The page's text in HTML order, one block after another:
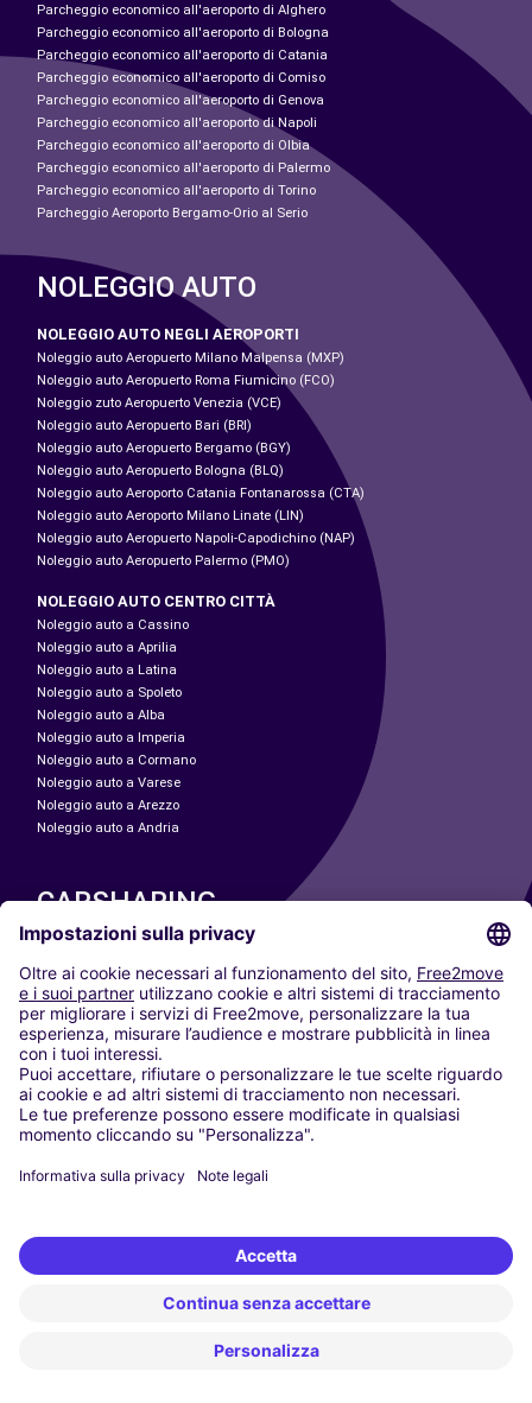
Parcheggio economico all'aeroporto di Alghero
Parcheggio economico all'aeroporto di Bologna
Parcheggio economico all'aeroporto di Catania
Parcheggio economico all'aeroporto di Comiso
Parcheggio economico all'aeroporto di Genova
Parcheggio economico all'aeroporto di Napoli
Parcheggio economico all'aeroporto di Olbia
Parcheggio economico all'aeroporto di Palermo
Parcheggio economico all'aeroporto di Torino
Parcheggio Aeroporto Bergamo-Orio al Serio
NOLEGGIO AUTO
NOLEGGIO AUTO NEGLI AEROPORTI
Noleggio auto Aeropuerto Milano Malpensa (MXP)
Noleggio auto Aeropuerto Roma Fiumicino (FCO)
Noleggio zuto Aeropuerto Venezia (VCE)
Noleggio auto Aeropuerto Bari (BRI)
Noleggio auto Aeropuerto Bergamo (BGY)
Noleggio auto Aeropuerto Bologna (BLQ)
Noleggio auto Aeroporto Catania Fontanarossa (CTA)
Noleggio auto Aeroporto Milano Linate (LIN)
Noleggio auto Aeropuerto Napoli-Capodichino (NAP)
Noleggio auto Aeropuerto Palermo (PMO)
NOLEGGIO AUTO CENTRO CITTÀ
Noleggio auto a Cassino
Noleggio auto a Aprilia
Noleggio auto a Latina
Noleggio auto a Spoleto
Noleggio auto a Alba
Noleggio auto a Imperia
Noleggio auto a Cormano
Noleggio auto a Varese
Noleggio auto a Arezzo
Noleggio auto a Andria
CARSHARING
LE NOSTRE CITTÀ
Paris
Madrid
Washington DC
Milano
Roma
Torino
Vienna
Berlino
Düsseldorf